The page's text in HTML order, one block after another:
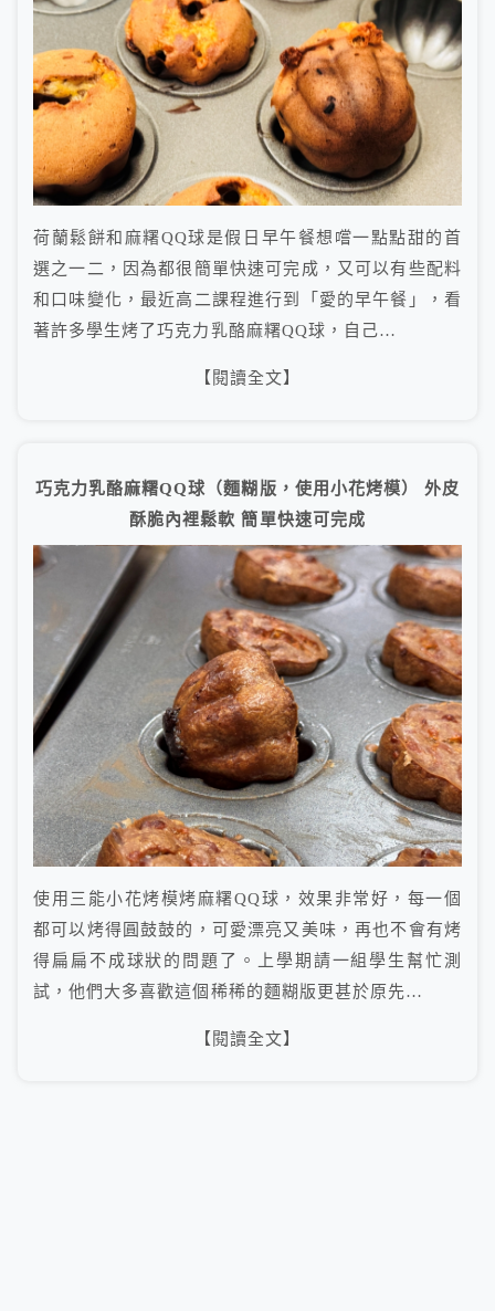
荷蘭鬆餅和麻糬QQ球是假日早午餐想嚐一點點甜的首
選之一二，因為都很簡單快速可完成，又可以有些配料
和口味變化，最近高二課程進行到「愛的早午餐」，看
著許多學生烤了巧克力乳酪麻糬QQ球，自己…
【閱讀全文】
巧克力乳酪麻糬QQ球（麵糊版，使用小花烤模） 外皮
酥脆內裡鬆軟 簡單快速可完成
使用三能小花烤模烤麻糬QQ球，效果非常好，每一個
都可以烤得圓鼓鼓的，可愛漂亮又美味，再也不會有烤
得扁扁不成球狀的問題了。上學期請一組學生幫忙測
試，他們大多喜歡這個稀稀的麵糊版更甚於原先…
【閱讀全文】